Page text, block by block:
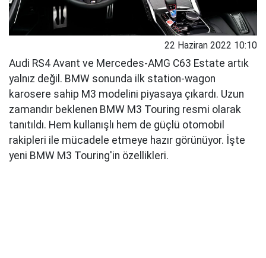
22 Haziran 2022 10:10
Audi RS4 Avant ve Mercedes-AMG C63 Estate artık
yalnız değil. BMW sonunda ilk station-wagon
karosere sahip M3 modelini piyasaya çıkardı. Uzun
zamandır beklenen BMW M3 Touring resmi olarak
tanıtıldı. Hem kullanışlı hem de güçlü otomobil
rakipleri ile mücadele etmeye hazır görünüyor. İşte
yeni BMW M3 Touring'in özellikleri.